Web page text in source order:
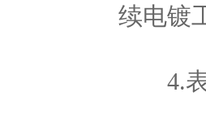
续电镀
4.表